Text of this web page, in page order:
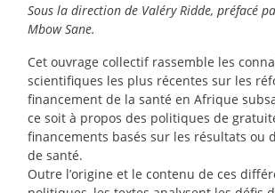
Sous la direction de Valéry Ridde, préfacé
Mbow Sane.
Cet ouvrage collectif rassemble les
scientifiques les plus récentes sur les
financement de la santé en Afrique
ce soit à propos des politiques de
financements basés sur les résultats ou
de santé.
Outre l’origine et le contenu de ces